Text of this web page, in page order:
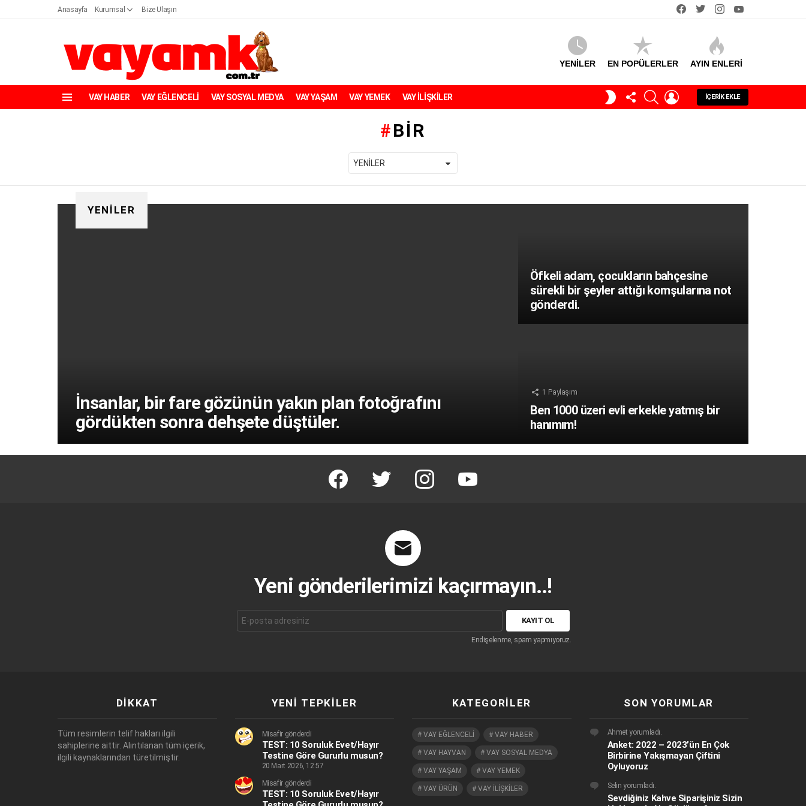
Anasayfa Kurumsal Bize Ulaşın
facebooktwitterinstagram
YENİLER EN POPÜLERLER AYIN ENLERI
VAY HABER VAY EĞLENCELİ VAY SOSYAL MEDYA VAY YAŞAM VAY YEMEK VAY İLİŞKİLER
GECE
MODU
TAKIP
ET
SEARCHGIRIŞ
İÇERIK EKLE
BIR
YENILER
İnsanlar, bir fare gözünün yakın plan fotoğrafını
gördükten sonra dehşete düştüler.
Öfkeli adam, çocukların bahçesine
sürekli bir şeyler attığı komşularına not
gönderdi.
1 Paylaşım
Ben 1000 üzeri evli erkekle yatmış bir
hanımım!
facebook twitter instagram youtube
Yeni gönderilerimizi kaçırmayın..!
mail
adresi:
Endişelenme, spam yapmıyoruz.
DIKKAT
Tüm resimlerin telif hakları ilgili
sahiplerine aittir. Alıntılanan tüm içerik,
ilgili kaynaklarından türetilmiştir.
YENI TEPKILER
Misafir gönderdi
TEST: 10 Soruluk Evet/Hayır
Testine Göre Gururlu musun?
20 Mart 2026, 12:57
Misafir gönderdi
TEST: 10 Soruluk Evet/Hayır
KATEGORILER
VAY EĞLENCELİ VAY HABER
VAY HAYVAN VAY SOSYAL MEDYA
VAY YAŞAM VAY YEMEK
VAY ÜRÜN VAY İLİŞKİLER
SON YORUMLAR
Ahmet yorumladı.
Anket: 2022 – 2023’ün En Çok
Birbirine Yakışmayan Çiftini
Oyluyoruz
Selin yorumladı.
Sevdiğiniz Kahve Siparişiniz Sizin